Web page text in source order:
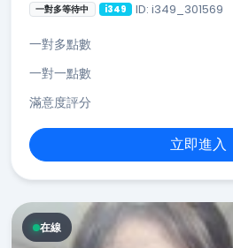
一對多等待中 i349 ID: i349_301569
一對多點數
一對一點數
滿意度評分
立即進入
在線